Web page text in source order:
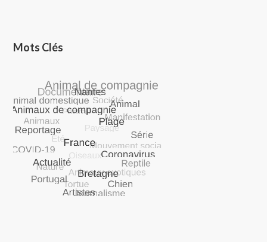
Mots Clés